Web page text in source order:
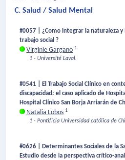
C. Salud / Salud Mental
#0057 | ¿Como integrar la naturaleza y
trabajo social ?
Virginie Gargano 1
1 - Université Laval.
#0541 | El Trabajo Social Clínico en
discapacidad: el caso aplicado de
Hospital Clínico San Borja Arriarán de
Natalia Lobos 1
1 - Pontificia Universidad católica de
#0626 | Determinantes Sociales de la
Estudio desde la perspectiva crítico-